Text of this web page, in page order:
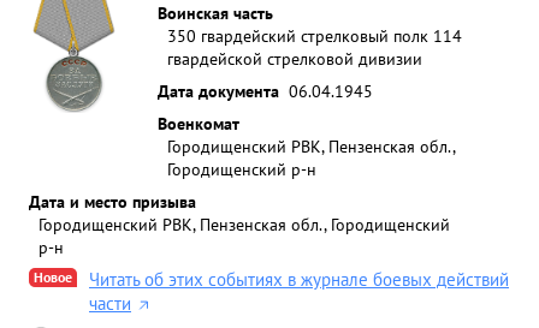
Воинская часть
350 гвардейский стрелковый полк 114
гвардейской стрелковой дивизии
Дата документа 06.04.1945
Военкомат
Городищенский РВК, Пензенская обл.,
Городищенский р-н
Дата и место призыва
Городищенский РВК, Пензенская обл., Городищенский
р-н
Новое
Читать об этих событиях в журнале боевых действий
части